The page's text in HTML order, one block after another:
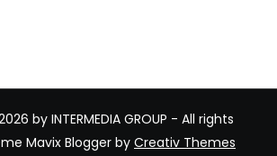
by INTERMEDIA GROUP - All rights
Mavix Blogger by Creativ Themes